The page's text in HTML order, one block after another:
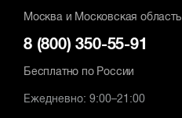
Москва и Московская область
8 (800) 350-55-91
Бесплатно по России
Ежедневно: 9:00–21:00